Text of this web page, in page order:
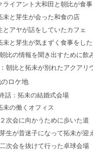
ライアント大和田と朝比が食
未と芽生が会った和食の店
とアヤが話をしていたカフェ
未と芽生が気まずく食事をし
比の情報を聞き出すために飲
朝比と拓未が別れたアクアリ
ロケ地
話：拓未の結婚式会場
未の働くオフィス
次会に向かうために歩いた道
生が昔迷子になって拓未が迎
次会を抜けて行った卓球会場